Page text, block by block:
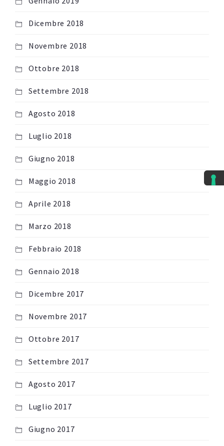
Dicembre 2018
Novembre 2018
Ottobre 2018
Settembre 2018
Agosto 2018
Luglio 2018
Giugno 2018
Maggio 2018
Aprile 2018
Marzo 2018
Febbraio 2018
Gennaio 2018
Dicembre 2017
Novembre 2017
Ottobre 2017
Settembre 2017
Agosto 2017
Luglio 2017
Giugno 2017